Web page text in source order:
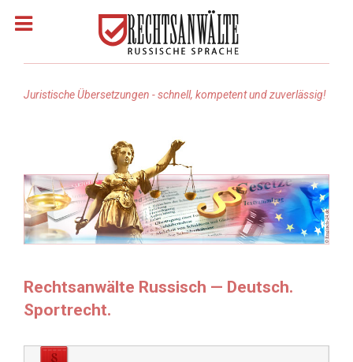
Rechtsanwälte: Russisch
Rechtsgebiete
Rechtsanwalt Türkisch
Rechtsanwalt Arabisch
Juristische Übersetzungen - schnell, kompetent und zuverlässig!
Rechtsanwälte Russisch — Deutsch.
Sportrecht.